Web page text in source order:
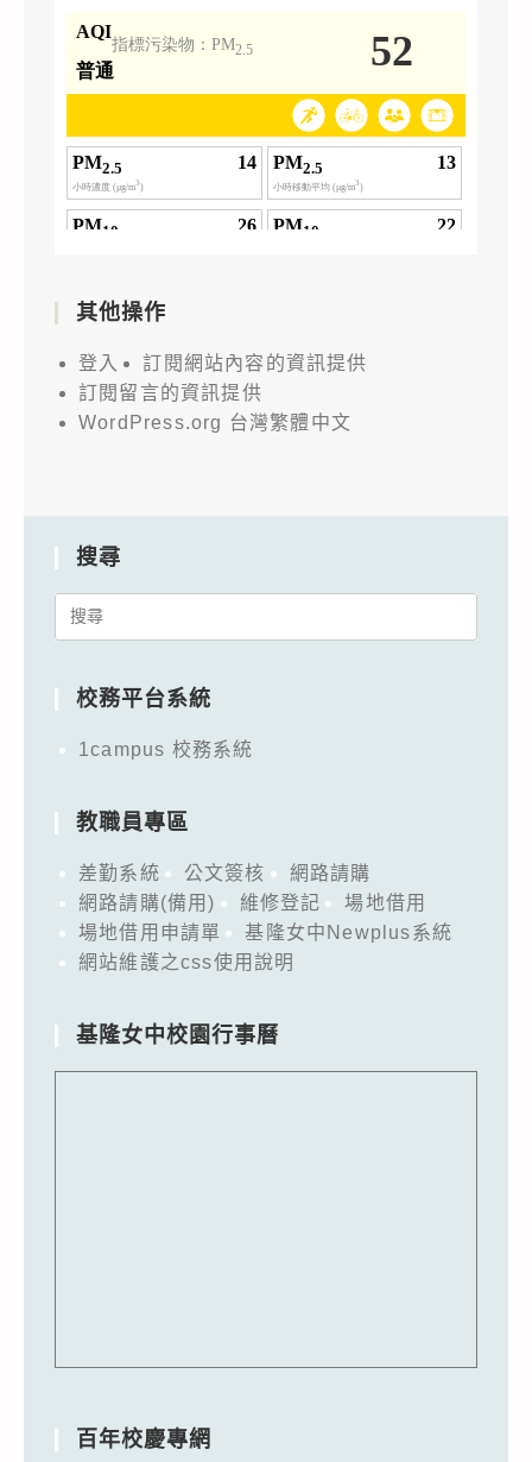
其他操作
登入
訂閱網站內容的資訊提供
訂閱留言的資訊提供
WordPress.org 台灣繁體中文
搜尋
Search
校務平台系統
1campus 校務系統
教職員專區
差勤系統 公文簽核
網路請購
網路請購(備用)
維修登記
場地借用
場地借用申請單
基隆女中Newplus系統
網站維護之css使用說明
基隆女中校園行事曆
百年校慶專網